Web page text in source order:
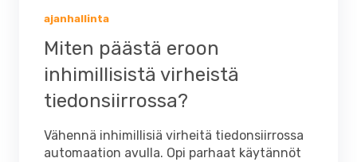
ajanhallinta
Miten päästä eroon
inhimillisistä virheistä
tiedonsiirrossa?
Vähennä inhimillisiä virheitä tiedonsiirrossa
automaation avulla. Opi parhaat käytännöt